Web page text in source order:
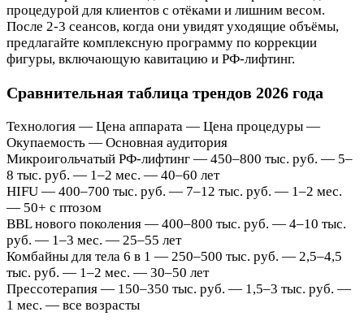
процедурой для клиентов с отёками и лишним весом.
После 2-3 сеансов, когда они увидят уходящие объёмы,
предлагайте комплексную программу по коррекции
фигуры, включающую кавитацию и РФ-лифтинг.
Сравнительная таблица трендов 2026 года
Технология — Цена аппарата — Цена процедуры —
Окупаемость — Основная аудитория
Микроигольчатый РФ-лифтинг — 450–800 тыс. руб. — 5–
8 тыс. руб. — 1–2 мес. — 40–60 лет
HIFU — 400–700 тыс. руб. — 7–12 тыс. руб. — 1–2 мес.
— 50+ с птозом
BBL нового поколения — 400–800 тыс. руб. — 4–10 тыс.
руб. — 1–3 мес. — 25–55 лет
Комбайны для тела 6 в 1 — 250–500 тыс. руб. — 2,5–4,5
тыс. руб. — 1–2 мес. — 30–50 лет
Прессотерапия — 150–350 тыс. руб. — 1,5–3 тыс. руб. —
1 мес. — все возрасты